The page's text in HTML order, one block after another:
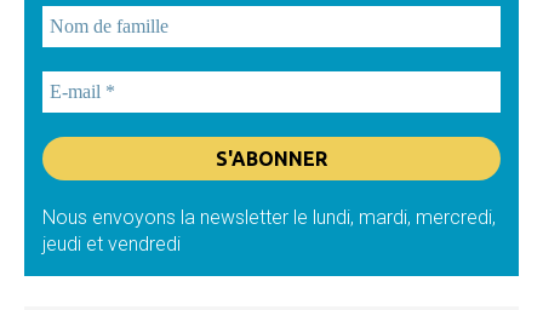
Nous envoyons la newsletter le lundi, mardi, mercredi,
jeudi et vendredi